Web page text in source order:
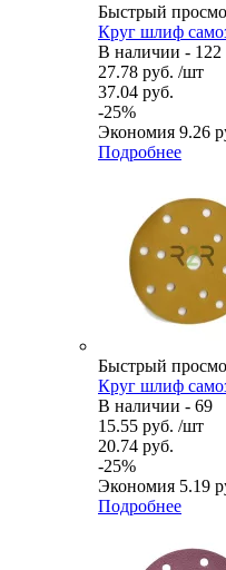
Быстрый
Круг шлиф
В наличии - 122
27.78 руб. /шт
37.04 руб.
-25%
Экономия 9.26
Подробнее
Быстрый
Круг шлиф
В наличии - 69
15.55 руб. /шт
20.74 руб.
-25%
Экономия 5.19
Подробнее